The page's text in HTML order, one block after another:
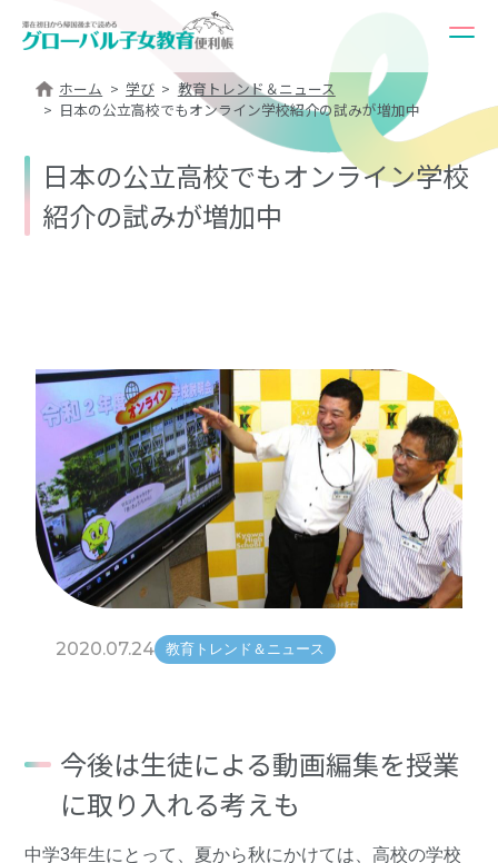
ホーム 学び
教育トレンド＆ニュース
日本の公立高校でもオンライン学校紹介の試みが増加中
日本の公立高校でもオンライン学校
紹介の試みが増加中
2020.07.24 教育トレンド＆ニュース
今後は生徒による動画編集を授業
に取り入れる考えも
中学3年生にとって、夏から秋にかけては、高校の学校